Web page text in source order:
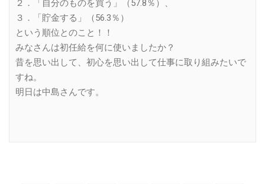
２．「自分のものを買う」（57.8％）、
３．「貯金する」（56.3％）
という順位とのこと！！
みなさんは初任給を何に使いましたか？
昔を思い出して、初心を思い出して仕事に取り組みたいで
すね。
明日は中島さんです。